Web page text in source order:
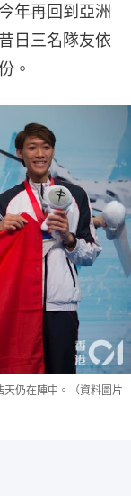
年再回到亞洲
日三名隊友依
。
仍在陣中。（資料圖片